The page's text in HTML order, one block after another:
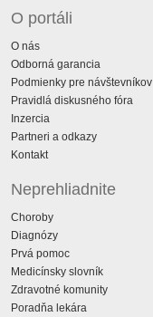
O portáli
O nás
Odborná garancia
Podmienky pre návštevníkov
Pravidlá diskusného fóra
Inzercia
Partneri a odkazy
Kontakt
Neprehliadnite
Choroby
Diagnózy
Prvá pomoc
Medicínsky slovník
Zdravotné komunity
Poradňa lekára